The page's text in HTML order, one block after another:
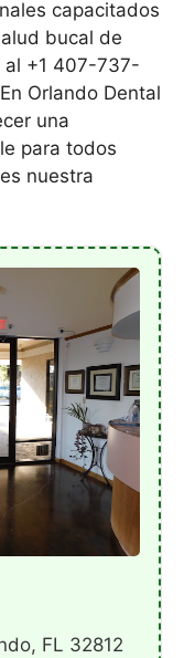
capacitados
bucal de
al +1 407-737-
Orlando Dental
una
para todos
nuestra
FL 32812